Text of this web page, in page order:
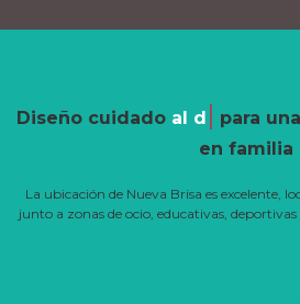
Diseño cuidado al detall|
cómoda en
La ubicación de Nueva Brisa es excelente,
junto a zonas de ocio, educativas,